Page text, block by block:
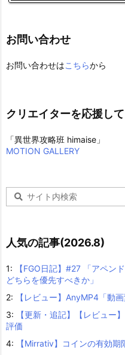
お問い合わせ
お問い合わせはこちらから
クリエイターを応援し
「異世界攻略班 himaise」
MOTION GALLERY
人気の記事(2026.8)
1:
【FGO日記】#27 「アペン
どちらを優先すべきか」
2:
【レビュー】AnyMP4「動
3:
【更新・追記】【レビュー
評価
4:
【Mirrativ】コインの有効期